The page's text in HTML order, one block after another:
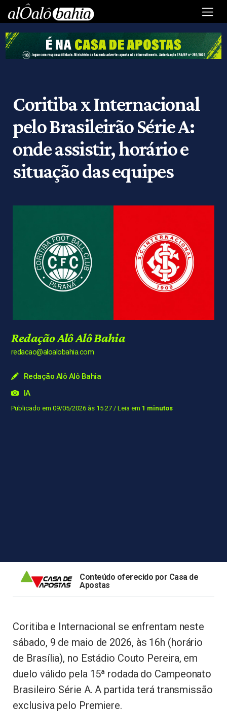
Coritiba x Internacional
pelo Brasileirão Série A:
onde assistir, horário e
situação das equipes
Redação Alô Alô Bahia
redacao@aloalobahia.com
Redação Alô Alô Bahia
IA
Publicado em 09/05/2026 às 15:27/ Leia em 1 minutos
Conteúdo oferecido por Casa de
Apostas
Coritiba e Internacional se enfrentam neste
sábado, 9 de maio de 2026, às 16h (horário
de Brasília), no Estádio Couto Pereira, em
duelo válido pela 15ª rodada do Campeonato
Brasileiro Série A. A partida terá transmissão
exclusiva pelo Premiere.